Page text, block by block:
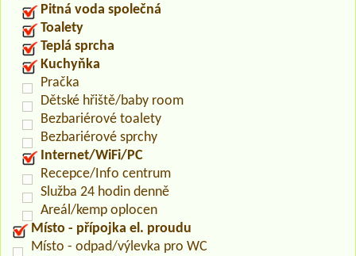
Pitná voda společná
Toalety
Teplá sprcha
Kuchyňka
Pračka
Dětské hřiště/baby room
Bezbariérové toalety
Bezbariérové sprchy
Internet/WiFi/PC
Recepce/Info centrum
Služba 24 hodin denně
Areál/kemp oplocen
Místo - přípojka el. proudu
Místo - odpad/výlevka pro WC